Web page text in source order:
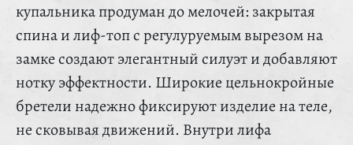
купальника продуман до мелочей: закрытая
спина и лиф-топ с регулуруемым вырезом на
замке создают элегантный силуэт и добавляют
нотку эффектности. Широкие цельнокройные
бретели надежно фиксируют изделие на теле,
не сковывая движений. Внутри лифа